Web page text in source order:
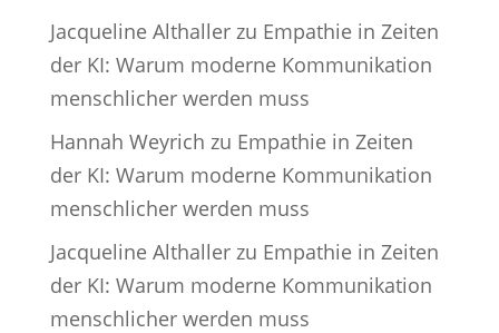
Jacqueline Althallerzu Empathie in Zeiten
der KI: Warum moderne Kommunikation
menschlicher werden muss
Hannah Weyrich zu Empathie in Zeiten
der KI: Warum moderne Kommunikation
menschlicher werden muss
Jacqueline Althallerzu Empathie in Zeiten
der KI: Warum moderne Kommunikation
menschlicher werden muss